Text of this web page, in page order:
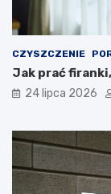
CZYSZCZENIE
Jak prać
24 lipca 2026